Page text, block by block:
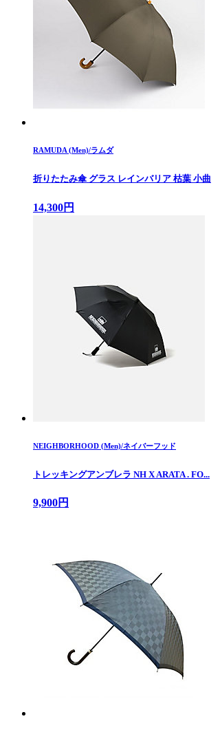
RAMUDA (Men)/ラムダ
折りたたみ傘 グラス レインバリア 枯葉 小曲
14,300円
NEIGHBORHOOD (Men)/ネイバーフッド
トレッキングアンブレラ NH X ARATA . FO...
9,900円